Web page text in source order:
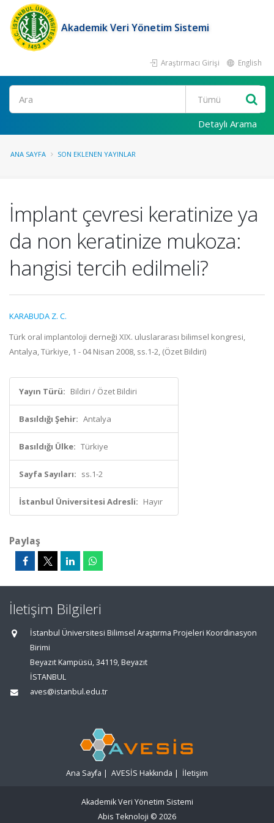
Akademik Veri Yönetim Sistemi
Araştırmacı Girişi English
Ara
Detaylı Arama
ANA SAYFA SON EKLENEN YAYINLAR
İmplant çevresi keratinize ya
da non keratinize mukoza:
hangisi tercih edilmeli?
KARABUDA Z. C.
Türk oral implantoloji derneği XIX. uluslararası bilimsel kongresi,
Antalya, Türkiye, 1 - 04 Nisan 2008, ss.1-2, (Özet Bildiri)
Yayın Türü: Bildiri / Özet Bildiri
Basıldığı Şehir: Antalya
Basıldığı Ülke: Türkiye
Sayfa Sayıları: ss.1-2
İstanbul Üniversitesi Adresli: Hayır
Paylaş
İletişim Bilgileri
İstanbul Üniversitesi Bilimsel Araştırma Projeleri Koordinasyon
Birimi
Beyazıt Kampüsü, 34119, Beyazıt
İSTANBUL
aves@istanbul.edu.tr
Ana Sayfa | AVESİS Hakkında | İletişim
Akademik Veri Yönetim Sistemi
Abis Teknoloji © 2026